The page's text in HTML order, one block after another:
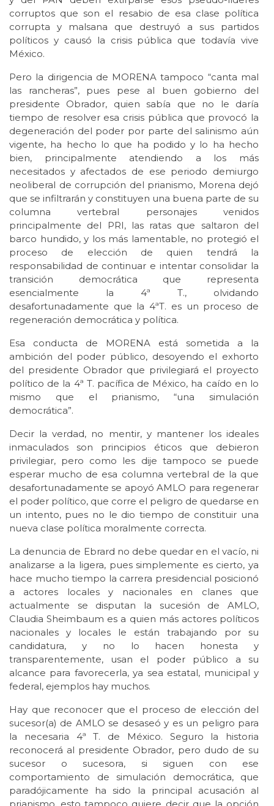
corruptos que son el resabio de esa clase política
corrupta y malsana que destruyó a sus partidos
políticos y causó la crisis pública que todavía vive
México.
Pero la dirigencia de MORENA tampoco “canta mal
las rancheras”, pues pese al buen gobierno del
presidente Obrador, quien sabía que no le daría
tiempo de resolver esa crisis pública que provocó la
degeneración del poder por parte del salinismo aún
vigente, ha hecho lo que ha podido y lo ha hecho
bien, principalmente atendiendo a los más
necesitados y afectados de ese periodo demiurgo
neoliberal de corrupción del prianismo, Morena dejó
que se infiltrarán y constituyen una buena parte de su
columna vertebral personajes venidos
principalmente del PRI, las ratas que saltaron del
barco hundido, y los más lamentable, no protegió el
proceso de elección de quien tendrá la
responsabilidad de continuar e intentar consolidar la
transición democrática que representa
esencialmente la 4ª T., olvidando
desafortunadamente que la 4ªT. es un proceso de
regeneración democrática y política.
Esa conducta de MORENA está sometida a la
ambición del poder público, desoyendo el exhorto
del presidente Obrador que privilegiará el proyecto
político de la 4ª T. pacífica de México, ha caído en lo
mismo que el prianismo, “una simulación
democrática”.
Decir la verdad, no mentir, y mantener los ideales
inmaculados son principios éticos que debieron
privilegiar, pero como les dije tampoco se puede
esperar mucho de esa columna vertebral de la que
desafortunadamente se apoyó AMLO para regenerar
el poder político, que corre el peligro de quedarse en
un intento, pues no le dio tiempo de constituir una
nueva clase política moralmente correcta.
La denuncia de Ebrard no debe quedar en el vacío, ni
analizarse a la ligera, pues simplemente es cierto, ya
hace mucho tiempo la carrera presidencial posicionó
a actores locales y nacionales en clanes que
actualmente se disputan la sucesión de AMLO,
Claudia Sheimbaum es a quien más actores políticos
nacionales y locales le están trabajando por su
candidatura, y no lo hacen honesta y
transparentemente, usan el poder público a su
alcance para favorecerla, ya sea estatal, municipal y
federal, ejemplos hay muchos.
Hay que reconocer que el proceso de elección del
sucesor(a) de AMLO se desaseó y es un peligro para
la necesaria 4ª T. de México. Seguro la historia
reconocerá al presidente Obrador, pero dudo de su
sucesor o sucesora, si siguen con ese
comportamiento de simulación democrática, que
paradójicamente ha sido la principal acusación al